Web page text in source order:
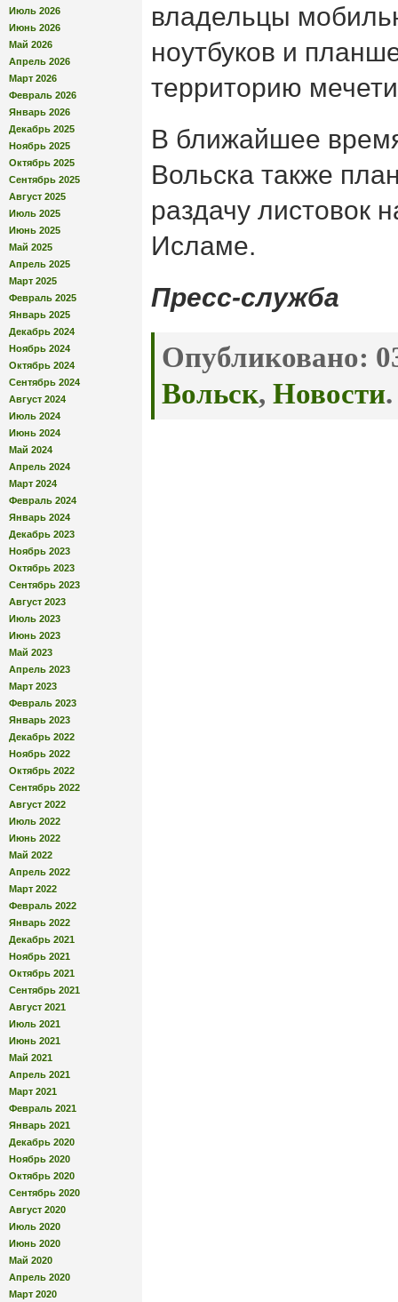
Июль 2026
Июнь 2026
Май 2026
Апрель 2026
Март 2026
Февраль 2026
Январь 2026
Декабрь 2025
Ноябрь 2025
Октябрь 2025
Сентябрь 2025
Август 2025
Июль 2025
Июнь 2025
Май 2025
Апрель 2025
Март 2025
Февраль 2025
Январь 2025
Декабрь 2024
Ноябрь 2024
Октябрь 2024
Сентябрь 2024
Август 2024
Июль 2024
Июнь 2024
Май 2024
Апрель 2024
Март 2024
Февраль 2024
Январь 2024
Декабрь 2023
Ноябрь 2023
Октябрь 2023
Сентябрь 2023
Август 2023
Июль 2023
Июнь 2023
Май 2023
Апрель 2023
Март 2023
Февраль 2023
Январь 2023
Декабрь 2022
Ноябрь 2022
Октябрь 2022
Сентябрь 2022
Август 2022
Июль 2022
Июнь 2022
Май 2022
Апрель 2022
Март 2022
Февраль 2022
Январь 2022
Декабрь 2021
Ноябрь 2021
Октябрь 2021
Сентябрь 2021
Август 2021
Июль 2021
Июнь 2021
Май 2021
Апрель 2021
Март 2021
Февраль 2021
Январь 2021
Декабрь 2020
Ноябрь 2020
Октябрь 2020
Сентябрь 2020
Август 2020
Июль 2020
Июнь 2020
Май 2020
Апрель 2020
Март 2020
владельцы
ноутбуков и
территорию
В ближайшее
Вольска также
раздачу листовок
Исламе.
Пресс-служба
Опубликовано:
Вольск, Новости.